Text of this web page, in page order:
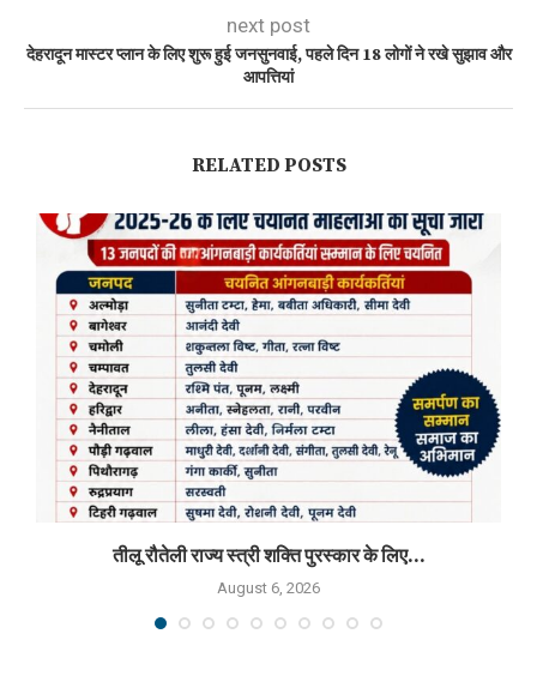
next post
देहरादून मास्टर प्लान के लिए शुरू हुई जनसुनवाई, पहले दिन 18 लोगों ने रखे सुझाव और
आपत्तियां
RELATED POSTS
तीलू रौतेली राज्य स्त्री शक्ति पुरस्कार के लिए...
August 6, 2026